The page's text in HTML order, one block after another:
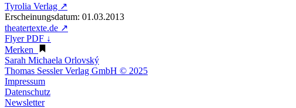
Tyrolia Verlag ↗
Erscheinungsdatum: 01.03.2013
theatertexte.de ↗
Flyer PDF ↓
Merken
Sarah Michaela Orlovský
Thomas Sessler Verlag GmbH © 2025
Impressum
Datenschutz
Newsletter